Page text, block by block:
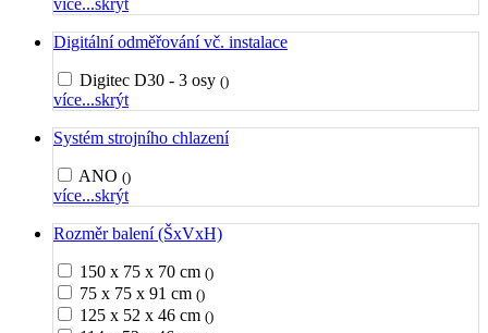
více...skrýt
Digitální odměřování vč. instalace
Digitec D30 - 3 osy ()
více...skrýt
Systém strojního chlazení
ANO ()
více...skrýt
Rozměr balení (ŠxVxH)
150 x 75 x 70 cm ()
75 x 75 x 91 cm ()
125 x 52 x 46 cm ()